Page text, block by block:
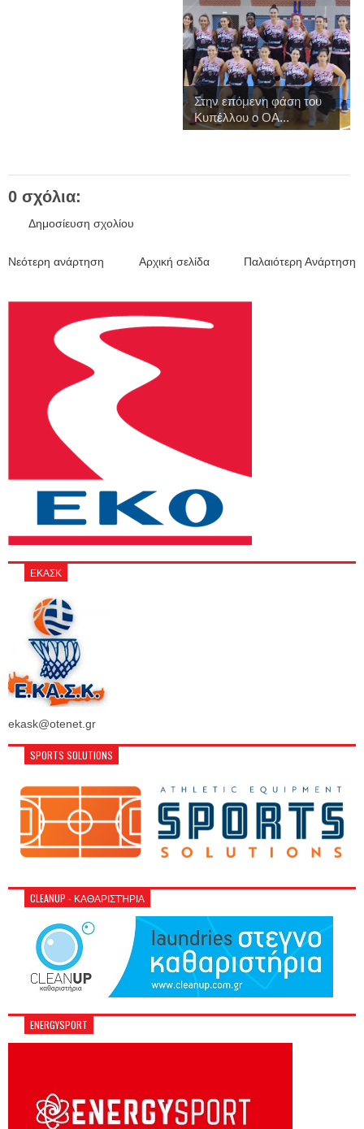
Στην επόμενη φάση του
Κυπέλλου ο ΟΑ...
0 σχόλια:
Δημοσίευση σχολίου
Νεότερη ανάρτηση Παλαιότερη Ανάρτηση
Αρχική σελίδα
ΕΚΑΣΚ
ekask@otenet.gr
SPORTS SOLUTIONS
CLEANUP - ΚΑΘΑΡΙΣΤΉΡΙΑ
ENERGYSPORT